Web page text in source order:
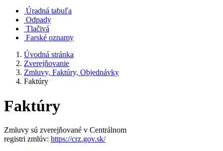
Úradná tabuľa
Odpady
Tlačivá
Farské oznamy
Úvodná stránka
Zverejňovanie
Zmluvy, Faktúry, Objednávky
Faktúry
Faktúry
Zmluvy sú zverejňované v Centrálnom
registri zmlúv: https://crz.gov.sk/